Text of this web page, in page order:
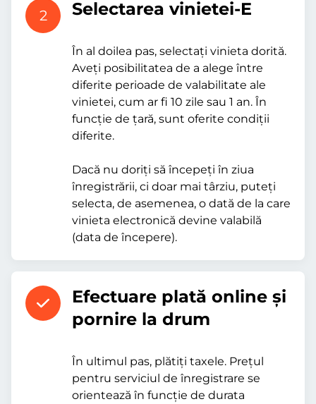
2 Selectarea vinietei-E
În al doilea pas, selectați vinieta dorită.
Aveți posibilitatea de a alege între
diferite perioade de valabilitate ale
vinietei, cum ar fi 10 zile sau 1 an. În
funcție de țară, sunt oferite condiții
diferite.
Dacă nu doriți să începeți în ziua
înregistrării, ci doar mai târziu, puteți
selecta, de asemenea, o dată de la care
vinieta electronică devine valabilă
(data de începere).
Efectuare plată online şi
pornire la drum
În ultimul pas, plătiți taxele. Prețul
pentru serviciul de înregistrare se
orientează în funcție de durata